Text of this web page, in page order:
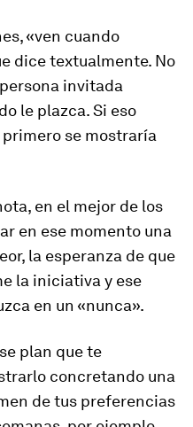
«ven cuando
dice textualmente. No
invitada
le plazca. Si eso
se mostraría
en el mejor de los
en ese momento una
la esperanza de que
la iniciativa y ese
en un «nunca».
plan que te
concretando una
de tus preferencias